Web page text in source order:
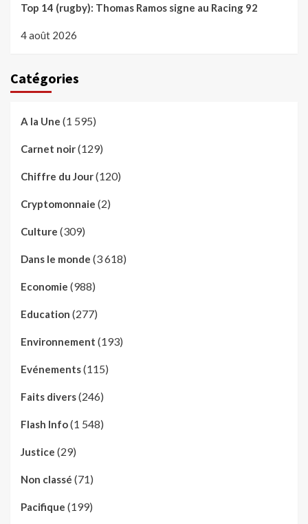
Top 14 (rugby): Thomas Ramos signe au Racing 92
4 août 2026
Catégories
A la Une (1 595)
Carnet noir(129)
Chiffre du Jour(120)
Cryptomonnaie (2)
Culture (309)
Dans le monde (3 618)
Economie (988)
Education (277)
Environnement (193)
Evénements(115)
Faits divers(246)
Flash Info(1 548)
Justice (29)
Non classé (71)
Pacifique (199)